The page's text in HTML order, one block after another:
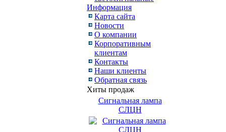
Информация
Карта сайта
Новости
О компании
Корпоративным
клиентам
Контакты
Наши клиенты
Обратная связь
Хиты продаж
Сигнальная лампа
СЛЦН